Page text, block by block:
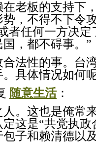
老板的支持下
，不得不下令
者任何一方决
，都不碍事。”
法性的事。台
具体情况如何
随意生活：
。这也是俺常
这是“共党执政
子和赖清德以